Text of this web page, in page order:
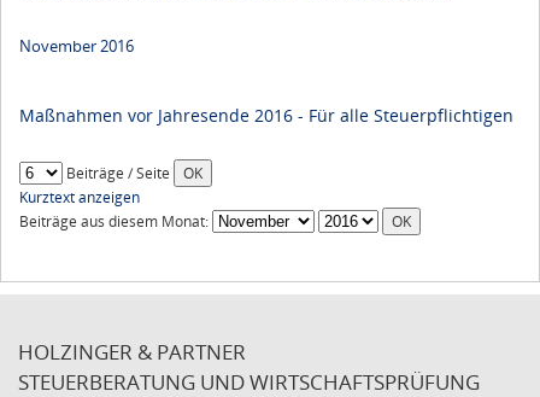
November 2016
Maßnahmen vor Jahresende 2016 - Für alle Steuerpflichtigen
Beiträge / Seite
Kurztext anzeigen
Beiträge aus diesem Monat:
HOLZINGER & PARTNER
STEUERBERATUNG UND WIRTSCHAFTSPRÜFUNG